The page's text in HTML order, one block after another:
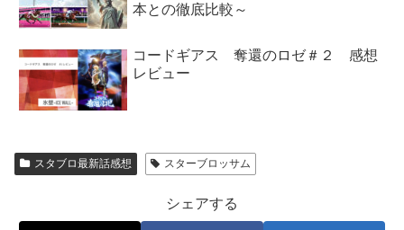
本との徹底比較～
コードギアス 奪還のロゼ＃２ 感想
レビュー
スタブロ最新話感想 スターブロッサム
シェアする